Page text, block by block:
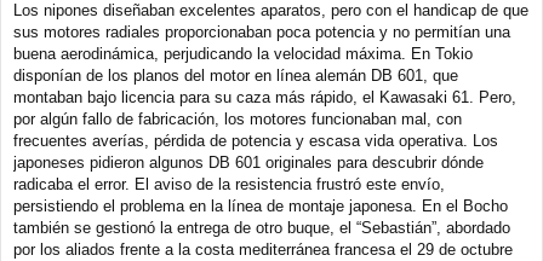
Los nipones diseñaban excelentes aparatos, pero con el handicap de que
sus motores radiales proporcionaban poca potencia y no permitían una
buena aerodinámica, perjudicando la velocidad máxima. En Tokio
disponían de los planos del motor en línea alemán DB 601, que
montaban bajo licencia para su caza más rápido, el Kawasaki 61. Pero,
por algún fallo de fabricación, los motores funcionaban mal, con
frecuentes averías, pérdida de potencia y escasa vida operativa. Los
japoneses pidieron algunos DB 601 originales para descubrir dónde
radicaba el error. El aviso de la resistencia frustró este envío,
persistiendo el problema en la línea de montaje japonesa. En el Bocho
también se gestionó la entrega de otro buque, el “Sebastián”, abordado
por los aliados frente a la costa mediterránea francesa el 29 de octubre